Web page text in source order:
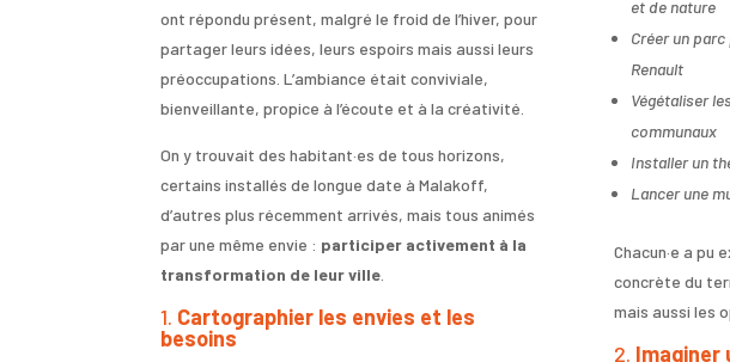
ont répondu présent, malgré le froid de l’hiver, pour
partager leurs idées, leurs espoirs mais aussi leurs
préoccupations. L’ambiance était conviviale,
bienveillante, propice à l’écoute et à la créativité.
On y trouvait des habitant·es de tous horizons,
certains installés de longue date à Malakoff,
d’autres plus récemment arrivés, mais tous animés
par une même envie : participer activement à la
transformation de leur ville
1. Cartographier les envies et les
besoins
et de nature
Créer un
Renault
Végétaliser
communaux
Installer un
Lancer une
Chacun·e a pu
concrète du
mais aussi les
2. Imaginer